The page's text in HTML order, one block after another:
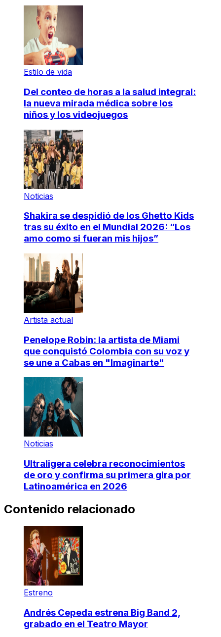
Estilo de vida
Del conteo de horas a la salud integral:
la nueva mirada médica sobre los
niños y los videojuegos
Noticias
Shakira se despidió de los Ghetto Kids
tras su éxito en el Mundial 2026: “Los
amo como si fueran mis hijos”
Artista actual
Penelope Robin: la artista de Miami
que conquistó Colombia con su voz y
se une a Cabas en "Imaginarte"
Noticias
Ultraligera celebra reconocimientos
de oro y confirma su primera gira por
Latinoamérica en 2026
Contenido relacionado
Estreno
Andrés Cepeda estrena Big Band 2,
grabado en el Teatro Mayor